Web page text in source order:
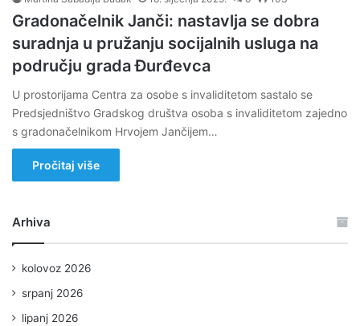
Gradonačelnik Janči: nastavlja se dobra
suradnja u pružanju socijalnih usluga na
području grada Đurđevca
U prostorijama Centra za osobe s invaliditetom sastalo se
Predsjedništvo Gradskog društva osoba s invaliditetom zajedno
s gradonačelnikom Hrvojem Jančijem…
Pročitaj više
Arhiva
kolovoz 2026
srpanj 2026
lipanj 2026